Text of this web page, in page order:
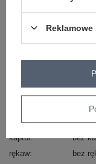
typ produktu
materiał
nylon
długość
kaptur
bez
rękaw
bez